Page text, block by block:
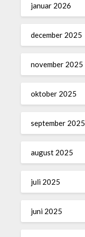
januar 2026
december 2025
november 2025
oktober 2025
september 2025
august 2025
juli 2025
juni 2025